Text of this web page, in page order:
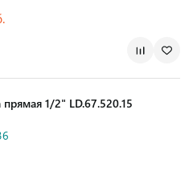
прямая 1/2" LD.67.520.15